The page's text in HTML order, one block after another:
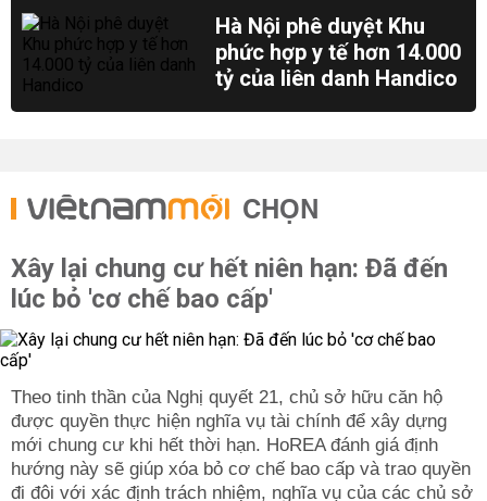
Hà Nội phê duyệt Khu
phức hợp y tế hơn 14.000
tỷ của liên danh Handico
CHỌN
Xây lại chung cư hết niên hạn: Đã đến
lúc bỏ 'cơ chế bao cấp'
Theo tinh thần của Nghị quyết 21, chủ sở hữu căn hộ
được quyền thực hiện nghĩa vụ tài chính để xây dựng
mới chung cư khi hết thời hạn. HoREA đánh giá định
hướng này sẽ giúp xóa bỏ cơ chế bao cấp và trao quyền
đi đôi với xác định trách nhiệm, nghĩa vụ của các chủ sở